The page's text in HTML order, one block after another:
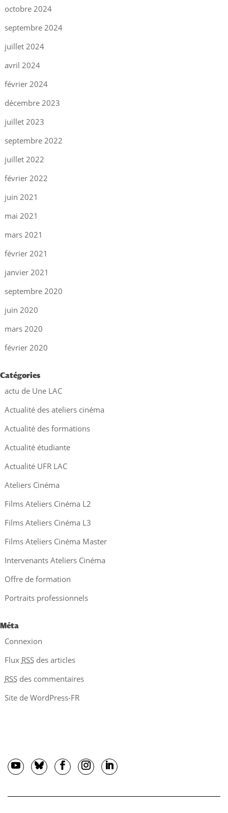
octobre 2024
septembre 2024
juillet 2024
avril 2024
février 2024
décembre 2023
juillet 2023
septembre 2022
juillet 2022
février 2022
juin 2021
mai 2021
mars 2021
février 2021
janvier 2021
septembre 2020
juin 2020
mars 2020
février 2020
Catégories
actu de Une LAC
Actualité des ateliers cinéma
Actualité des formations
Actualité étudiante
Actualité UFR LAC
Ateliers Cinéma
Films Ateliers Cinéma L2
Films Ateliers Cinéma L3
Films Ateliers Cinéma Master
Intervenants Ateliers Cinéma
Offre de formation
Portraits professionnels
Méta
Connexion
Flux RSSdes articles
RSSdes commentaires
Site de WordPress-FR